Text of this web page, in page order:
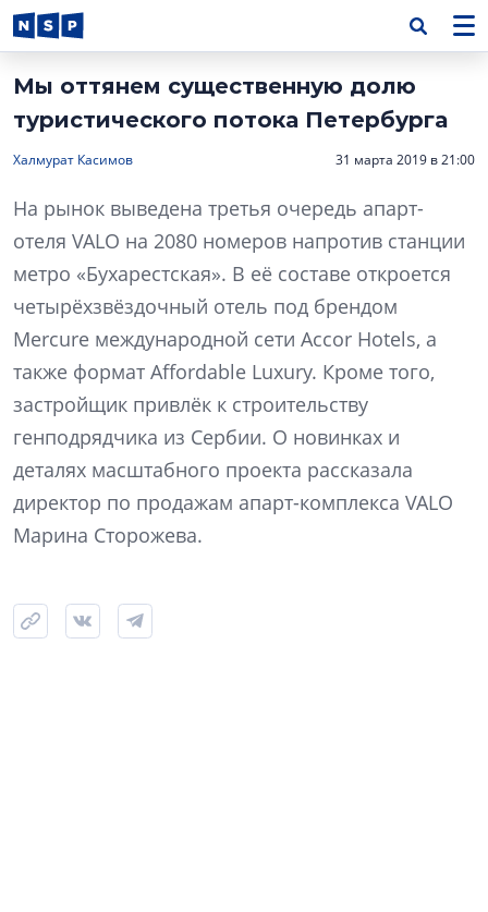
Мы оттянем существенную долю
туристического потока Петербурга
Халмурат Касимов 31 марта 2019 в 21:00
На рынок выведена третья очередь апарт-
отеля VALO на 2080 номеров напротив станции
метро «Бухарестская». В её составе откроется
четырёхзвёздочный отель под брендом
Mercure международной сети Accor Hotels, а
также формат Affordable Luxury. Кроме того,
застройщик привлёк к строительству
генподрядчика из Сербии. О новинках и
деталях масштабного проекта рассказала
директор по продажам апарт-комплекса VALO
Марина Сторожева.